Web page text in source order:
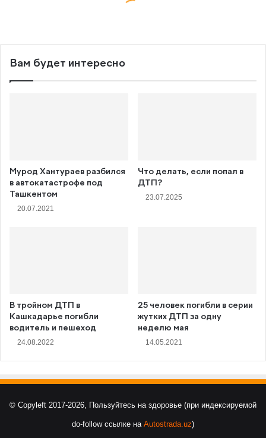
Вам будет интересно
Мурод Хантураев разбился
в автокатастрофе под
Ташкентом
20.07.2021
Что делать, если попал в
ДТП?
23.07.2025
В тройном ДТП в
Кашкадарье погибли
водитель и пешеход
24.08.2022
25 человек погибли в серии
жутких ДТП за одну
неделю мая
14.05.2021
© Copyleft 2017-2026, Пользуйтесь на здоровье (при индексируемой
do-follow ссылке на Autostrada.uz)